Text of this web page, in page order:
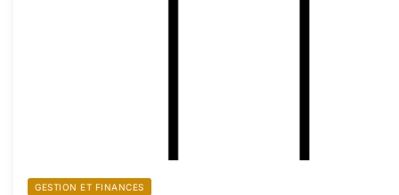
GESTION ET FINANCES